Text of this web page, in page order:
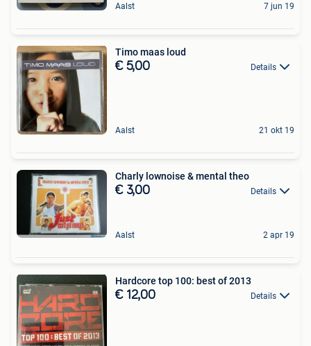
Aalst 7 jun 19
Timo maas loud
€ 5,00 Details
Aalst 21 okt 19
Charly lownoise & mental theo
€ 3,00 Details
Aalst 2 apr 19
Hardcore top 100: best of 2013
€ 12,00 Details